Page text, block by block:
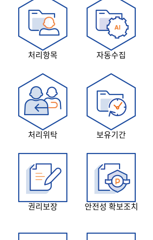
처리항목 자동수집
처리위탁 보유기간
권리보장 안전성 확보조치